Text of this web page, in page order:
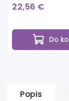
22,56 €
Do
Popis